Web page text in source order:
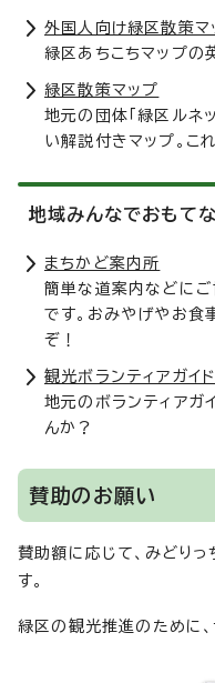
外国人向け緑区散策マ
緑区あちこちマップの
緑区散策マップ
地元の団体「緑区ルネ
い解説付きマップ。こ
地域みんなでおもて
まちかど案内所
簡単な道案内などに
です。おみやげやお食
ぞ！
観光ボランティアガイ
地元のボランティアガ
んか？
賛助のお願い
賛助額に応じて、みどり
す。
緑区の観光推進のために